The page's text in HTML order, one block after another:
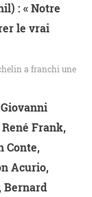
: « Notre
le vrai
a franchi une
Frank,
Conte,
Acurio,
Bernard